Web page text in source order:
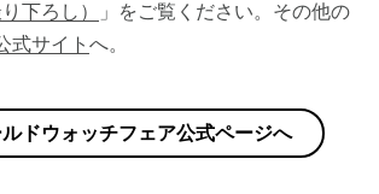
下ろし）
」をご覧ください。その他の
式サイト へ。
ドウォッチフェア公式ページへ